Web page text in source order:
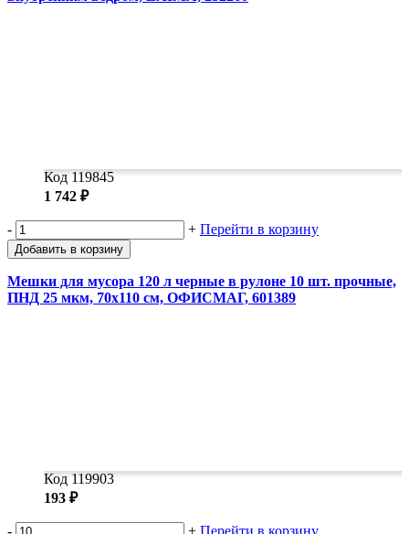
Код 119845
1 742 ₽
- + Перейти в корзину
Добавить в корзину
Мешки для мусора 120 л черные в рулоне 10 шт. прочные,
ПНД 25 мкм, 70х110 см, ОФИСМАГ, 601389
Код 119903
193 ₽